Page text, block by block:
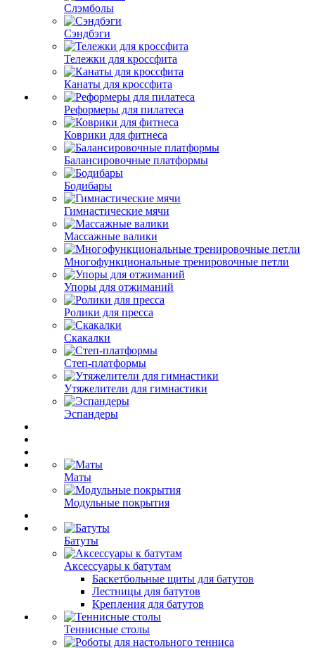
Слэмболы
Сэндбэги
Тележки для кроссфита
Канаты для кроссфита
Реформеры для пилатеса
Коврики для фитнеса
Балансировочные платформы
Бодибары
Гимнастические мячи
Массажные валики
Многофункциональные тренировочные петли
Упоры для отжиманий
Ролики для пресса
Скакалки
Степ-платформы
Утяжелители для гимнастики
Эспандеры
Маты
Модульные покрытия
Батуты
Аксессуары к батутам
Баскетбольные щиты для батутов
Лестницы для батутов
Крепления для батутов
Теннисные столы